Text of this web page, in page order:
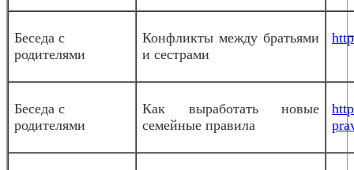
Беседа с
родителями
Конфликты между братьями
и сестрами
Беседа с
родителями
Как выработать новые
семейные правила